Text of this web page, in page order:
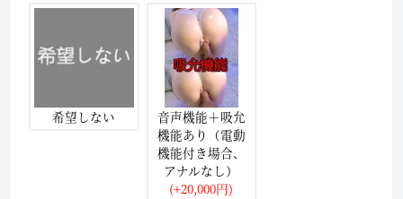
希望しない
音声機能＋吸允
機能あり（電動
機能付き場合、
アナルなし）
(+20,000円)